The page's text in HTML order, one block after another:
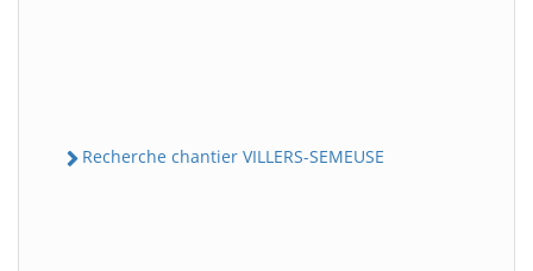
Recherche chantier VILLERS-SEMEUSE